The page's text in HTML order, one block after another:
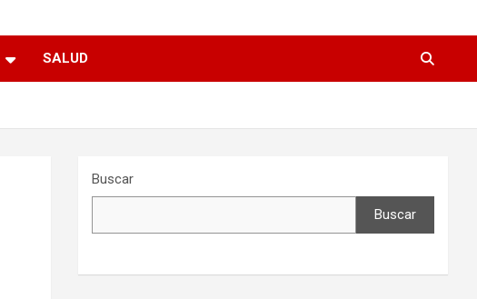
SALUD
Buscar
Buscar